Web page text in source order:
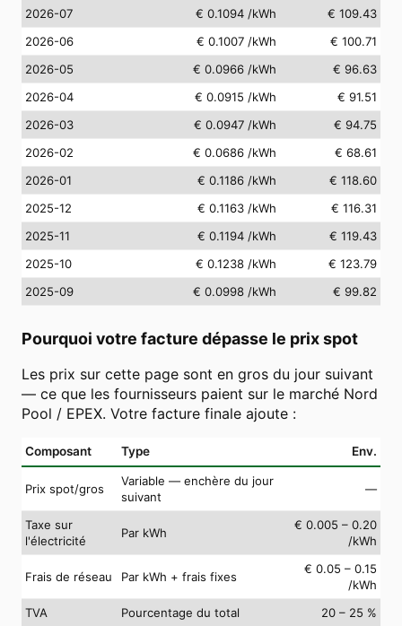
2026-07
€ 0.1094 /kWh
€ 109.43
2026-06
€ 0.1007 /kWh
€ 100.71
2026-05
€ 0.0966 /kWh
€ 96.63
2026-04
€ 0.0915 /kWh
€ 91.51
2026-03
€ 0.0947 /kWh
€ 94.75
2026-02
€ 0.0686 /kWh
€ 68.61
2026-01
€ 0.1186 /kWh
€ 118.60
2025-12
€ 0.1163 /kWh
€ 116.31
2025-11
€ 0.1194 /kWh
€ 119.43
2025-10
€ 0.1238 /kWh
€ 123.79
2025-09
€ 0.0998 /kWh € 99.82
Pourquoi votre facture dépasse le prix spot
Les prix sur cette page sont en gros du jour suivant
— ce que les fournisseurs paient sur le marché Nord
Pool / EPEX. Votre facture finale ajoute :
Composant Type Env.
Prix spot/gros
Variable — enchère du jour
suivant
—
Taxe sur
l'électricité
Par kWh
€ 0.005 – 0.20
/kWh
Frais de réseau Par kWh + frais fixes
€ 0.05 – 0.15
/kWh
TVA
Pourcentage du total
20 – 25 %